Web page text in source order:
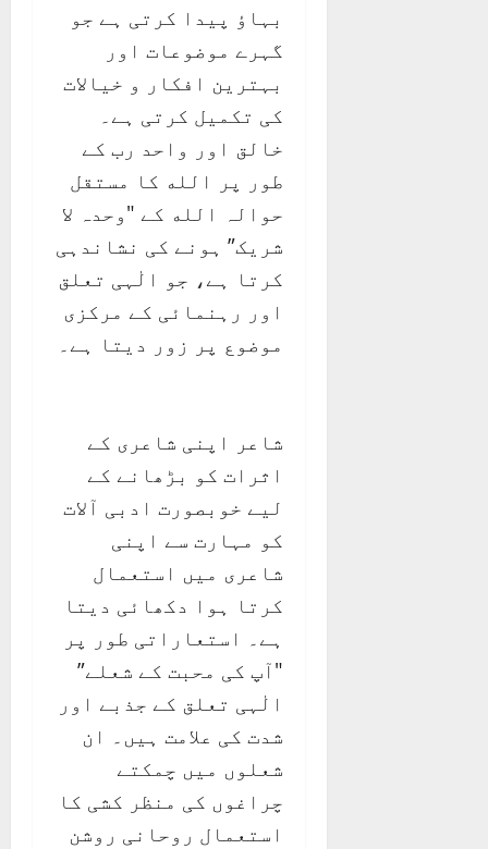
بہاؤ پیدا کرتی ہے جو
گہرے موضوعات اور
بہترین افکار و خیالات
کی تکمیل کرتی ہے۔
خالق اور واحد رب کے
طور پر الله کا مستقل
حوالہ الله کے "وحدہ لا
شریک” ہونے کی نشاندہی
کرتا ہے، جو الٰہی تعلق
اور رہنمائی کے مرکزی
موضوع پر زور دیتا ہے۔
شاعر اپنی شاعری کے
اثرات کو بڑھانے کے
لیے خوبصورت ادبی آلات
کو مہارت سے اپنی
شاعری میں استعمال
کرتا ہوا دکھائی دیتا
ہے۔ استعاراتی طور پر
"آپ کی محبت کے شعلے”
الٰہی تعلق کے جذبے اور
شدت کی علامت ہیں۔ ان
شعلوں میں چمکتے
چراغوں کی منظر کشی کا
استعمال روحانی روشن